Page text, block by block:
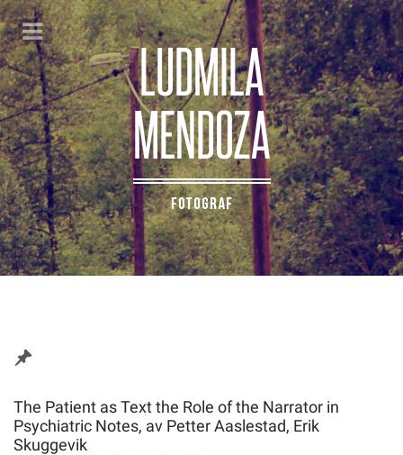
The Patient as Text the Role of the Narrator in
Psychiatric Notes, av Petter Aaslestad, Erik
Skuggevik